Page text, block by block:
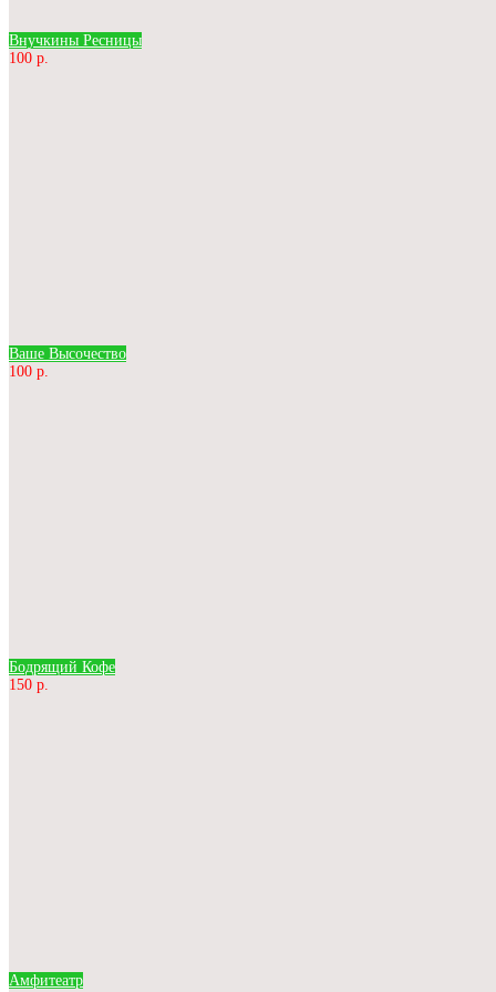
Внучкины Ресницы
100 р.
Ваше Высочество
100 р.
Бодрящий Кофе
150 р.
Амфитеатр